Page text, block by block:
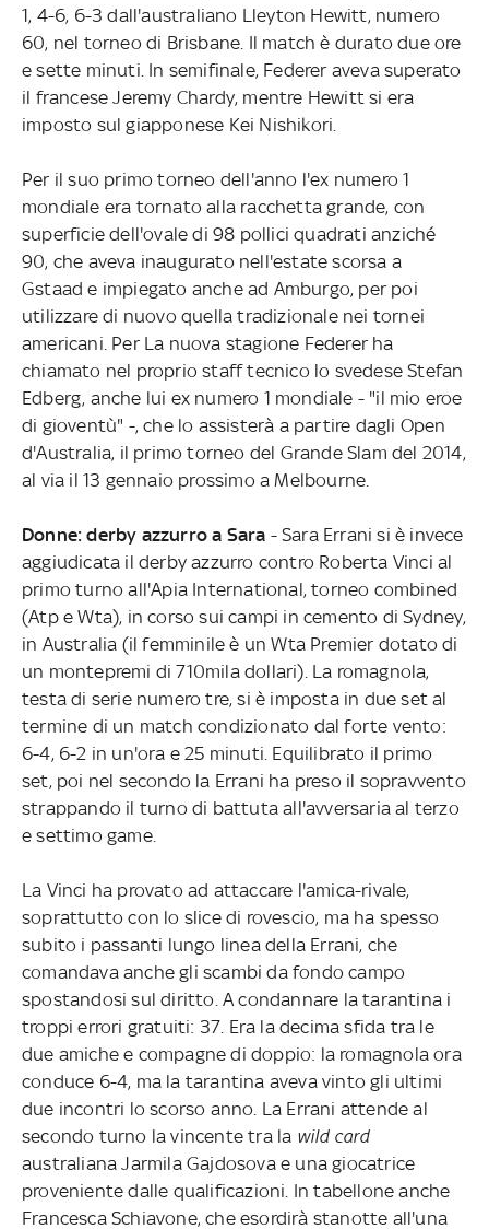
1, 4-6, 6-3 dall'australiano Lleyton Hewitt, numero
60, nel torneo di Brisbane. Il match è durato due ore
e sette minuti. In semifinale, Federer aveva superato
il francese Jeremy Chardy, mentre Hewitt si era
imposto sul giapponese Kei Nishikori.
Per il suo primo torneo dell'anno l'ex numero 1
mondiale era tornato alla racchetta grande, con
superficie dell'ovale di 98 pollici quadrati anziché
90, che aveva inaugurato nell'estate scorsa a
Gstaad e impiegato anche ad Amburgo, per poi
utilizzare di nuovo quella tradizionale nei tornei
americani. Per La nuova stagione Federer ha
chiamato nel proprio staff tecnico lo svedese Stefan
Edberg, anche lui ex numero 1 mondiale - "il mio eroe
di gioventù" -, che lo assisterà a partire dagli Open
d'Australia, il primo torneo del Grande Slam del 2014,
al via il 13 gennaio prossimo a Melbourne.
Donne: derby azzurro a Sara - Sara Errani si è invece
aggiudicata il derby azzurro contro Roberta Vinci al
primo turno all'Apia International, torneo combined
(Atp e Wta), in corso sui campi in cemento di Sydney,
in Australia (il femminile è un Wta Premier dotato di
un montepremi di 710mila dollari). La romagnola,
testa di serie numero tre, si è imposta in due set al
termine di un match condizionato dal forte vento:
6-4, 6-2 in un'ora e 25 minuti. Equilibrato il primo
set, poi nel secondo la Errani ha preso il sopravvento
strappando il turno di battuta all'avversaria al terzo
e settimo game.
La Vinci ha provato ad attaccare l'amica-rivale,
soprattutto con lo slice di rovescio, ma ha spesso
subito i passanti lungo linea della Errani, che
comandava anche gli scambi da fondo campo
spostandosi sul diritto. A condannare la tarantina i
troppi errori gratuiti: 37. Era la decima sfida tra le
due amiche e compagne di doppio: la romagnola ora
conduce 6-4, ma la tarantina aveva vinto gli ultimi
due incontri lo scorso anno. La Errani attende al
secondo turno la vincente tra la wild card
australiana Jarmila Gajdosova e una giocatrice
proveniente dalle qualificazioni. In tabellone anche
Francesca Schiavone, che esordirà stanotte all'una